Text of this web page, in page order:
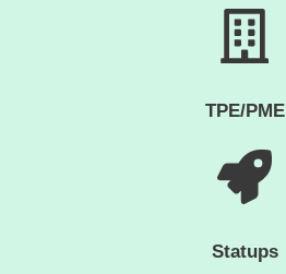
TPE/PME
Statups